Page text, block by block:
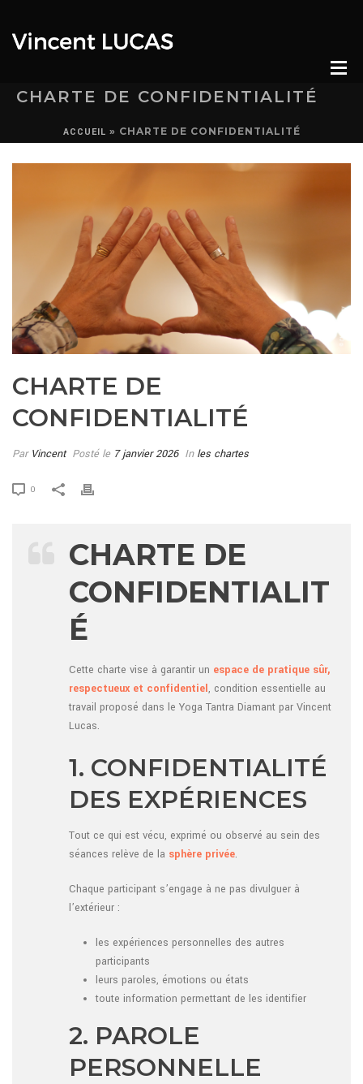
CHARTE DE CONFIDENTIALITÉ
ACCUEIL » CHARTE DE CONFIDENTIALITÉ
CHARTE DE
CONFIDENTIALITÉ
Par Vincent Posté le 7 janvier 2026 In les chartes
0
CHARTE DE
CONFIDENTIALIT
É
Cette charte vise à garantir un espace de pratique sûr,
respectueux et confidentiel, condition essentielle au
travail proposé dans le Yoga Tantra Diamant par Vincent
Lucas.
1. CONFIDENTIALITÉ
DES EXPÉRIENCES
Tout ce qui est vécu, exprimé ou observé au sein des
séances relève de la sphère privée.
Chaque participant s’engage à ne pas divulguer à
l’extérieur :
les expériences personnelles des autres
participants
leurs paroles, émotions ou états
toute information permettant de les identifier
2. PAROLE
PERSONNELLE